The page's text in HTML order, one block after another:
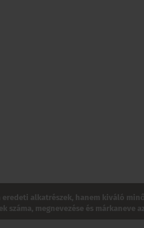
alkatrészek, hanem kiváló
száma, megnevezése és márkaneve